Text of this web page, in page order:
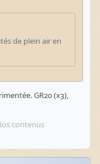
de plein air en